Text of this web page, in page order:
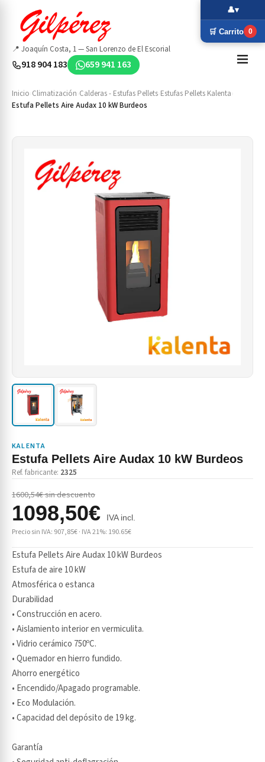
📍 Joaquín Costa, 1 — San Lorenzo de El Escorial
918 904 183 659 941 163
Inicio Climatización Calderas - Estufas Pellets Estufas Pellets Kalenta
Estufa Pellets Aire Audax 10 kW Burdeos
KALENTA
Estufa Pellets Aire Audax 10 kW Burdeos
Ref. fabricante: 2325
1600,54€ sin descuento
1098,50€ IVA incl.
Precio sin IVA: 907,85€ · IVA 21%: 190.65€
Estufa Pellets Aire Audax 10 kW Burdeos
Estufa de aire 10 kW
Atmosférica o estanca
Durabilidad
• Construcción en acero.
• Aislamiento interior en vermiculita.
• Vidrio cerámico 750ºC.
• Quemador en hierro fundido.
Ahorro energético
• Encendido/Apagado programable.
• Eco Modulación.
• Capacidad del depósito de 19 kg.
Garantía
🛒 Carrito 0
👤▾